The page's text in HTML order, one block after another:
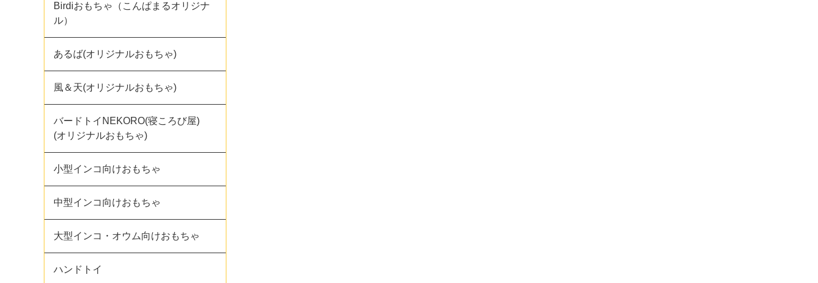
Birdiおもちゃ（こんぱまるオリジナ
ル）
あるば(オリジナルおもちゃ)
風＆天(オリジナルおもちゃ)
バードトイNEKORO(寝ころび屋)
(オリジナルおもちゃ)
小型インコ向けおもちゃ
中型インコ向けおもちゃ
大型インコ・オウム向けおもちゃ
ハンドトイ